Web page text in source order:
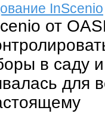
InScenio
от
в саду
для